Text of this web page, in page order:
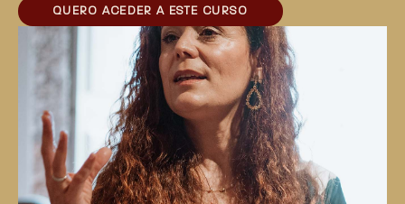
QUERO ACEDER A ESTE CURSO